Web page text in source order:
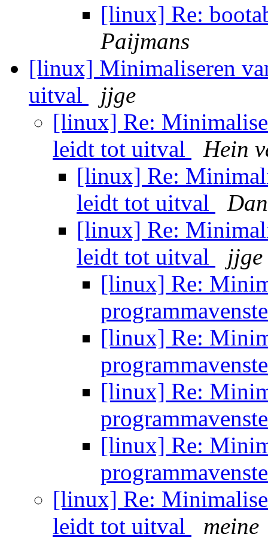
[linux] Re:
Paijmans
[linux] Minimaliseren
uitval
jjge
[linux] Re:
leidt tot uitval
Hein
[linux] Re:
leidt tot uitval
[linux] Re:
leidt tot uitval
jjge
[linux] Re:
[linux] Re:
[linux] Re:
[linux] Re:
[linux] Re:
leidt tot uitval
meine